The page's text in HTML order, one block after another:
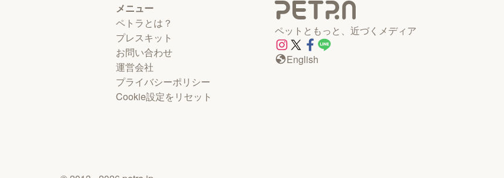
メニュー
ペトラとは？
プレスキット
お問い合わせ
運営会社
プライバシーポリシー
Cookie設定をリセット
ペットともっと、近づくメディア
English